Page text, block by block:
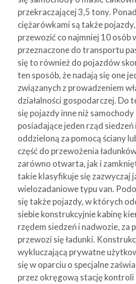
przekraczającej 3,5 tony.
ciężarówkami są także
przewozić co najmniej 10 osób
przeznaczone do transportu
się to również do pojazdów
ten sposób, że nadają się one
związanych z prowadzeniem
działalności gospodarczej. Do
się pojazdy inne niż
posiadające jeden rząd
oddzieloną za pomocą ściany
część do przewożenia
zarówno otwarta, jak i
takie klasyfikuje się zazwyczaj
wielozadaniowe typu van.
się także pojazdy, w których
siebie konstrukcyjnie kabinę
rzędem siedzeń i nadwozie, za
przewozi się ładunki.
wykluczającą prywatne
się w oparciu o specjalne
przez okręgową stację